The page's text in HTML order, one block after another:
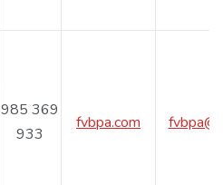
985 369
933
fvbpa.com